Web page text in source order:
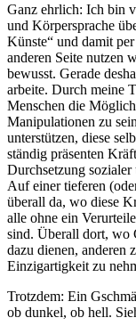
Ganz ehrlich: Ich bin
und Körpersprache
Künste“ und damit
anderen Seite nutzen
bewusst. Gerade
arbeite. Durch meine
Menschen die
Manipulationen zu
unterstützen, diese
ständig präsenten
Durchsetzung
Auf einer tieferen
überall da, wo diese
alle ohne ein
sind. Überall dort, wo
dazu dienen, anderen
Einzigartigkeit zu
Trotzdem: Ein
ob dunkel, ob hell.